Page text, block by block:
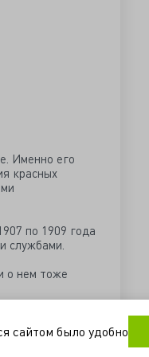
Именно его
красных
по 1909 года
службами.
о нем тоже
сайтом было удобно